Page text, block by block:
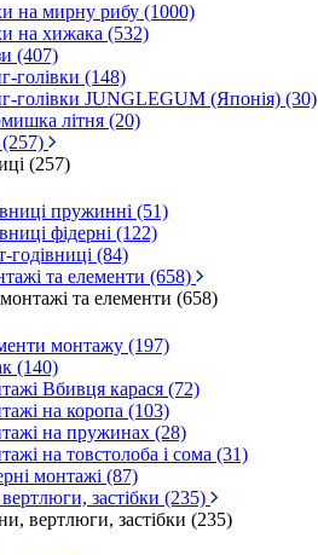
на мирну рибу (1000)
на хижака (532)
(407)
голівки (148)
голівки JUNGLEGUM (Японія) (30)
літня (20)
(257)
(257)
пружинні (51)
фідерні (122)
годівниці (84)
та елементи (658)
та елементи (658)
монтажу (197)
(140)
Вбивця карася (72)
на коропа (103)
на пружинах (28)
на товстолоба і сома (31)
монтажі (87)
застібки (235)
вертлюги, застібки (235)